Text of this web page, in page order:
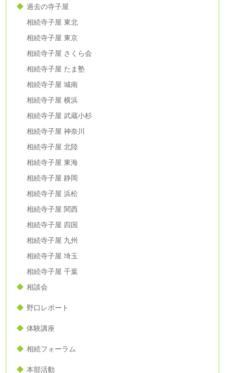
過去の寺子屋
相続寺子屋 東北
相続寺子屋 東京
相続寺子屋 さくら会
相続寺子屋 たま塾
相続寺子屋 城南
相続寺子屋 横浜
相続寺子屋 武蔵小杉
相続寺子屋 神奈川
相続寺子屋 北陸
相続寺子屋 東海
相続寺子屋 静岡
相続寺子屋 浜松
相続寺子屋 関西
相続寺子屋 四国
相続寺子屋 九州
相続寺子屋 埼玉
相続寺子屋 千葉
相談会
野口レポート
体験講座
相続フォーラム
本部活動